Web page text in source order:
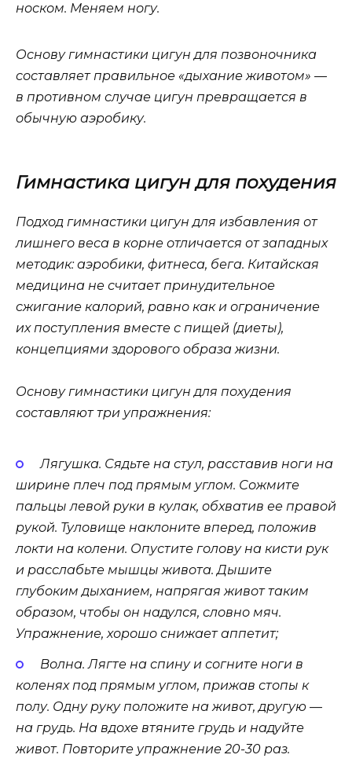
носком. Меняем ногу.
Основу гимнастики цигун для позвоночника
составляет правильное «дыхание животом» —
в противном случае цигун превращается в
обычную аэробику.
Гимнастика цигун для похудения
Подход гимнастики цигун для избавления от
лишнего веса в корне отличается от западных
методик: аэробики, фитнеса, бега. Китайская
медицина не считает принудительное
сжигание калорий, равно как и ограничение
их поступления вместе с пищей (диеты),
концепциями здорового образа жизни.
Основу гимнастики цигун для похудения
составляют три упражнения:
Лягушка. Сядьте на стул, расставив ноги на
ширине плеч под прямым углом. Сожмите
пальцы левой руки в кулак, обхватив ее правой
рукой. Туловище наклоните вперед, положив
локти на колени. Опустите голову на кисти рук
и расслабьте мышцы живота. Дышите
глубоким дыханием, напрягая живот таким
образом, чтобы он надулся, словно мяч.
Упражнение, хорошо снижает аппетит;
Волна. Лягте на спину и согните ноги в
коленях под прямым углом, прижав стопы к
полу. Одну руку положите на живот, другую —
на грудь. На вдохе втяните грудь и надуйте
живот. Повторите упражнение 20-30 раз.